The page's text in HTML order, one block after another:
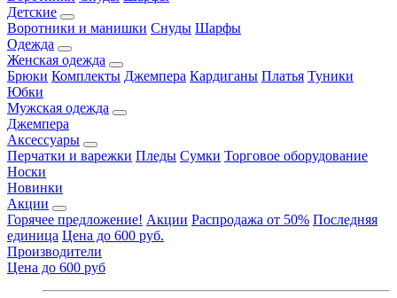
Детские
Воротники и манишки Снуды Шарфы
Одежда
Женская одежда
Брюки Комплекты Джемпера Кардиганы Платья Туники
Юбки
Мужская одежда
Джемпера
Аксессуары
Перчатки и варежки Пледы Сумки Торговое оборудование
Носки
Новинки
Акции
Горячее предложение! Акции Распродажа от 50% Последняя
единица Цена до 600 руб.
Производители
Цена до 600 руб